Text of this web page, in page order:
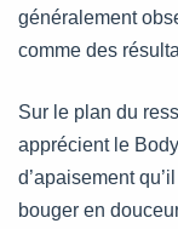
généralement
comme des
Sur le plan du
apprécient le
d’apaisement
bouger en